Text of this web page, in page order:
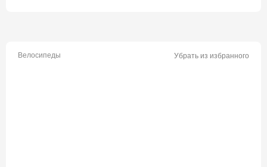
Велосипеды Убрать из избранного